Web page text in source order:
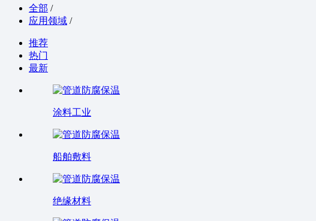
全部 /
应用领域 /
推荐
热门
最新
涂料工业
船舶敷料
绝缘材料